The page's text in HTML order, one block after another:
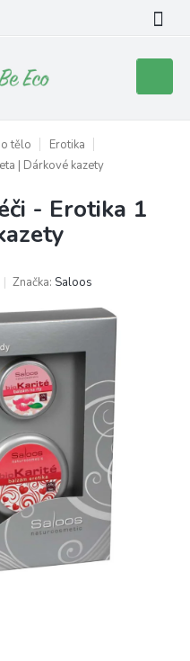
košík
tělo
Erotika
| Dárkové kazety
- Erotika 1
Značka: Saloos